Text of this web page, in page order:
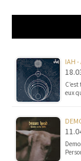
IAH -
eux